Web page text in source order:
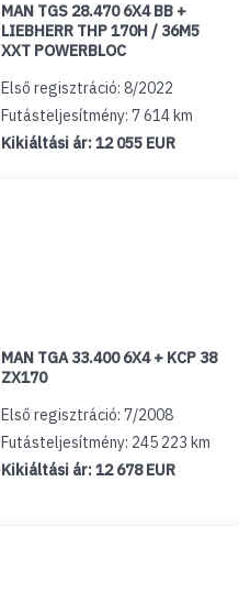
MAN TGS 28.470 6X4 BB +
LIEBHERR THP 170H / 36M5
XXT POWERBLOC
Első regisztráció: 8/2022
Futásteljesítmény: 7 614 km
Kikiáltási ár:12 055 EUR
MAN TGA 33.400 6X4 + KCP 38
ZX170
Első regisztráció: 7/2008
Futásteljesítmény: 245 223 km
Kikiáltási ár:12 678 EUR